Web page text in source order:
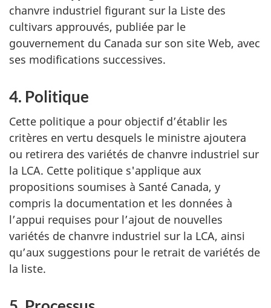
chanvre industriel figurant sur la Liste des
cultivars approuvés, publiée par le
gouvernement du Canada sur son site Web, avec
ses modifications successives.
4. Politique
Cette politique a pour objectif d’établir les
critères en vertu desquels le ministre ajoutera
ou retirera des variétés de chanvre industriel sur
la LCA. Cette politique s'applique aux
propositions soumises à Santé Canada, y
compris la documentation et les données à
l’appui requises pour l’ajout de nouvelles
variétés de chanvre industriel sur la LCA, ainsi
qu’aux suggestions pour le retrait de variétés de
la liste.